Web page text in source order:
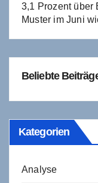
3,1 Prozent über
Muster im Juni
Beliebte
Kategorien
Analyse